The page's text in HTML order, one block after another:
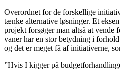
Overordnet for de forskellige
tænke alternative løsninger. Et
projekt forsøger man altså at
vaner har en stor betydning i
og det er meget få af initiativerne,
”Hvis I kigger på